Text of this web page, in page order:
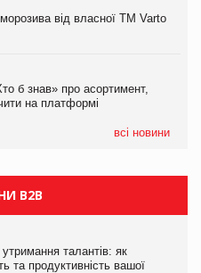
від власної ТМ Varto
б знав» про асортимент,
на платформі
всі новини
від власної ТМ Varto
б знав» про асортимент,
на платформі
B2B
талантів: як
та продуктивність вашої